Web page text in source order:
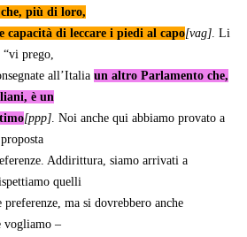
che, più di loro,
capacità di leccare i piedi al capo[vag]. Li
prego,
all’Italia un altro Parlamento che,
è un
[ppp]. Noi anche qui abbiamo provato a
Addirittura, siamo arrivati a
quelli
ma si dovrebbero anche
vogliamo –